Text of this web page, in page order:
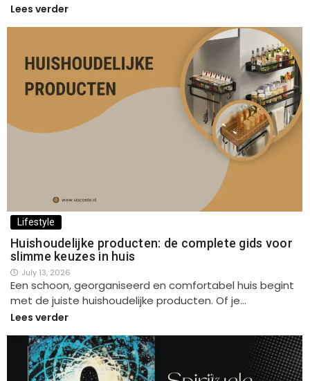
Lees verder
Lifestyle
Huishoudelijke producten: de complete gids voor
slimme keuzes in huis
July 13, 2026
Een schoon, georganiseerd en comfortabel huis begint
met de juiste huishoudelijke producten. Of je…
Lees verder